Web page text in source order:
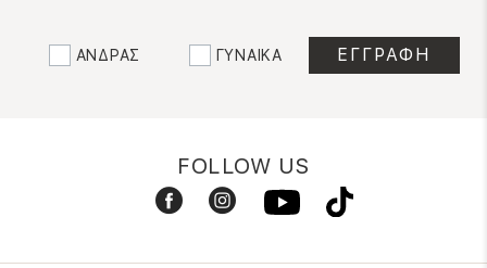
ΑΝΔΡΑΣ ΓΥΝΑΙΚΑ
FOLLOW US